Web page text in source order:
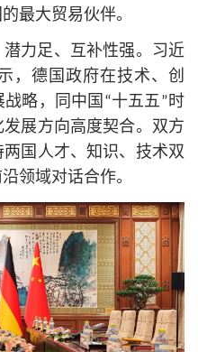
最大贸易伙伴。
力足、互补性强。习近
，德国政府在技术、创
略，同中国“十五五”时
展方向高度契合。双方
国人才、知识、技术双
领域对话合作。